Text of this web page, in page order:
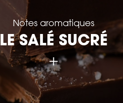
Notes aromatiques
LE SALÉ SUCRÉ